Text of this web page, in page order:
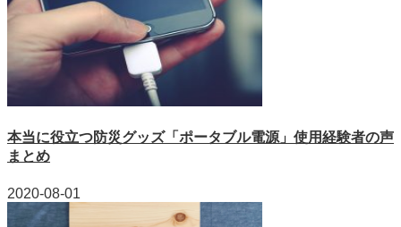
本当に役立つ防災グッズ「ポータブル電源」使用経験者の声
まとめ
2020-08-01